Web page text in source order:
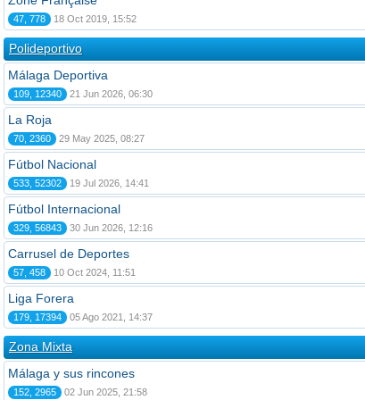
47, 778 18 Oct 2019, 15:52
Polideportivo
Málaga Deportiva
109, 12340 21 Jun 2026, 06:30
La Roja
70, 2360 29 May 2025, 08:27
Fútbol Nacional
533, 52302 19 Jul 2026, 14:41
Fútbol Internacional
329, 56843 30 Jun 2026, 12:16
Carrusel de Deportes
57, 458 10 Oct 2024, 11:51
Liga Forera
179, 17394 05 Ago 2021, 14:37
Zona Mixta
Málaga y sus rincones
152, 2965 02 Jun 2025, 21:58